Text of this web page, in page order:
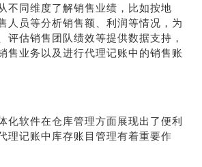
不同维度了解销售业绩，比如按地
人员等分析销售额、利润等情况，为
评估销售团队绩效等提供数据支持，
售业务以及进行代理记账中的销售账
化软件在仓库管理方面展现出了便利
理记账中库存账目管理有着重要作